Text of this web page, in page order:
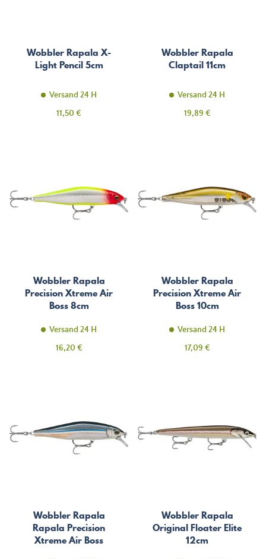
Wobbler Rapala X-
Light Pencil 5cm
Versand 24 H
Preis
11,50 €
Wobbler Rapala
Claptail 11cm
Versand 24 H
Preis
19,89 €
Wobbler Rapala
Precision Xtreme Air
Boss 8cm
Versand 24 H
Preis
16,20 €
Wobbler Rapala
Precision Xtreme Air
Boss 10cm
Versand 24 H
Preis
17,09 €
Wobbler Rapala
Rapala Precision
Xtreme Air Boss
Wobbler Rapala
Original Floater Elite
12cm